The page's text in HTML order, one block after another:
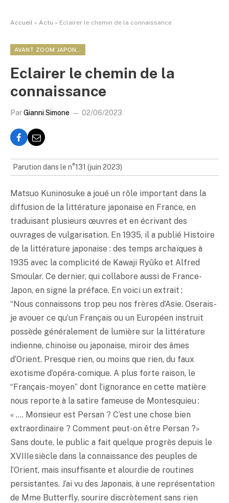
Accueil » Actu » Eclairer le chemin de la connaissance
AVANT ZOOM JAPON…
Eclairer le chemin de la
connaissance
ParGianni Simone 02/06/2023
Parution dans le n°131 (juin 2023)
Matsuo Kuninosuke a joué un rôle important dans la
diffusion de la littérature japonaise en France, en
traduisant plusieurs œuvres et en écrivant des
ouvrages de vulgarisation. En 1935, il a publié Histoire
de la littérature japonaise : des temps archaïques à
1935 avec la complicité de Kawaji Ryûko et Alfred
Smoular. Ce dernier, qui collabore aussi de France-
Japon, en signe la préface. En voici un extrait :
“Nous connaissons trop peu nos frères d’Asie. Oserais-
je avouer ce qu’un Français ou un Européen instruit
possède généralement de lumière sur la littérature
indienne, chinoise ou japonaise, miroir des âmes
d’Orient. Presque rien, ou moins que rien, du faux
exotisme d’opéra-comique. A plus forte raison, le
“Français-moyen” dont l’ignorance en cette matière
nous reporte à la satire fameuse de Montesquieu :
« …. Monsieur est Persan ? C’est une chose bien
extraordinaire ? Comment peut-on être Persan ?»
Sans doute, le public a fait quelque progrès depuis le
XVIIIe siècle dans la connaissance des peuples de
l’Orient, mais insuffisante et alourdie de routines
persistantes. J’ai vu des Japonais, à une représentation
de Mme Butterfly, sourire discrètement sans rien